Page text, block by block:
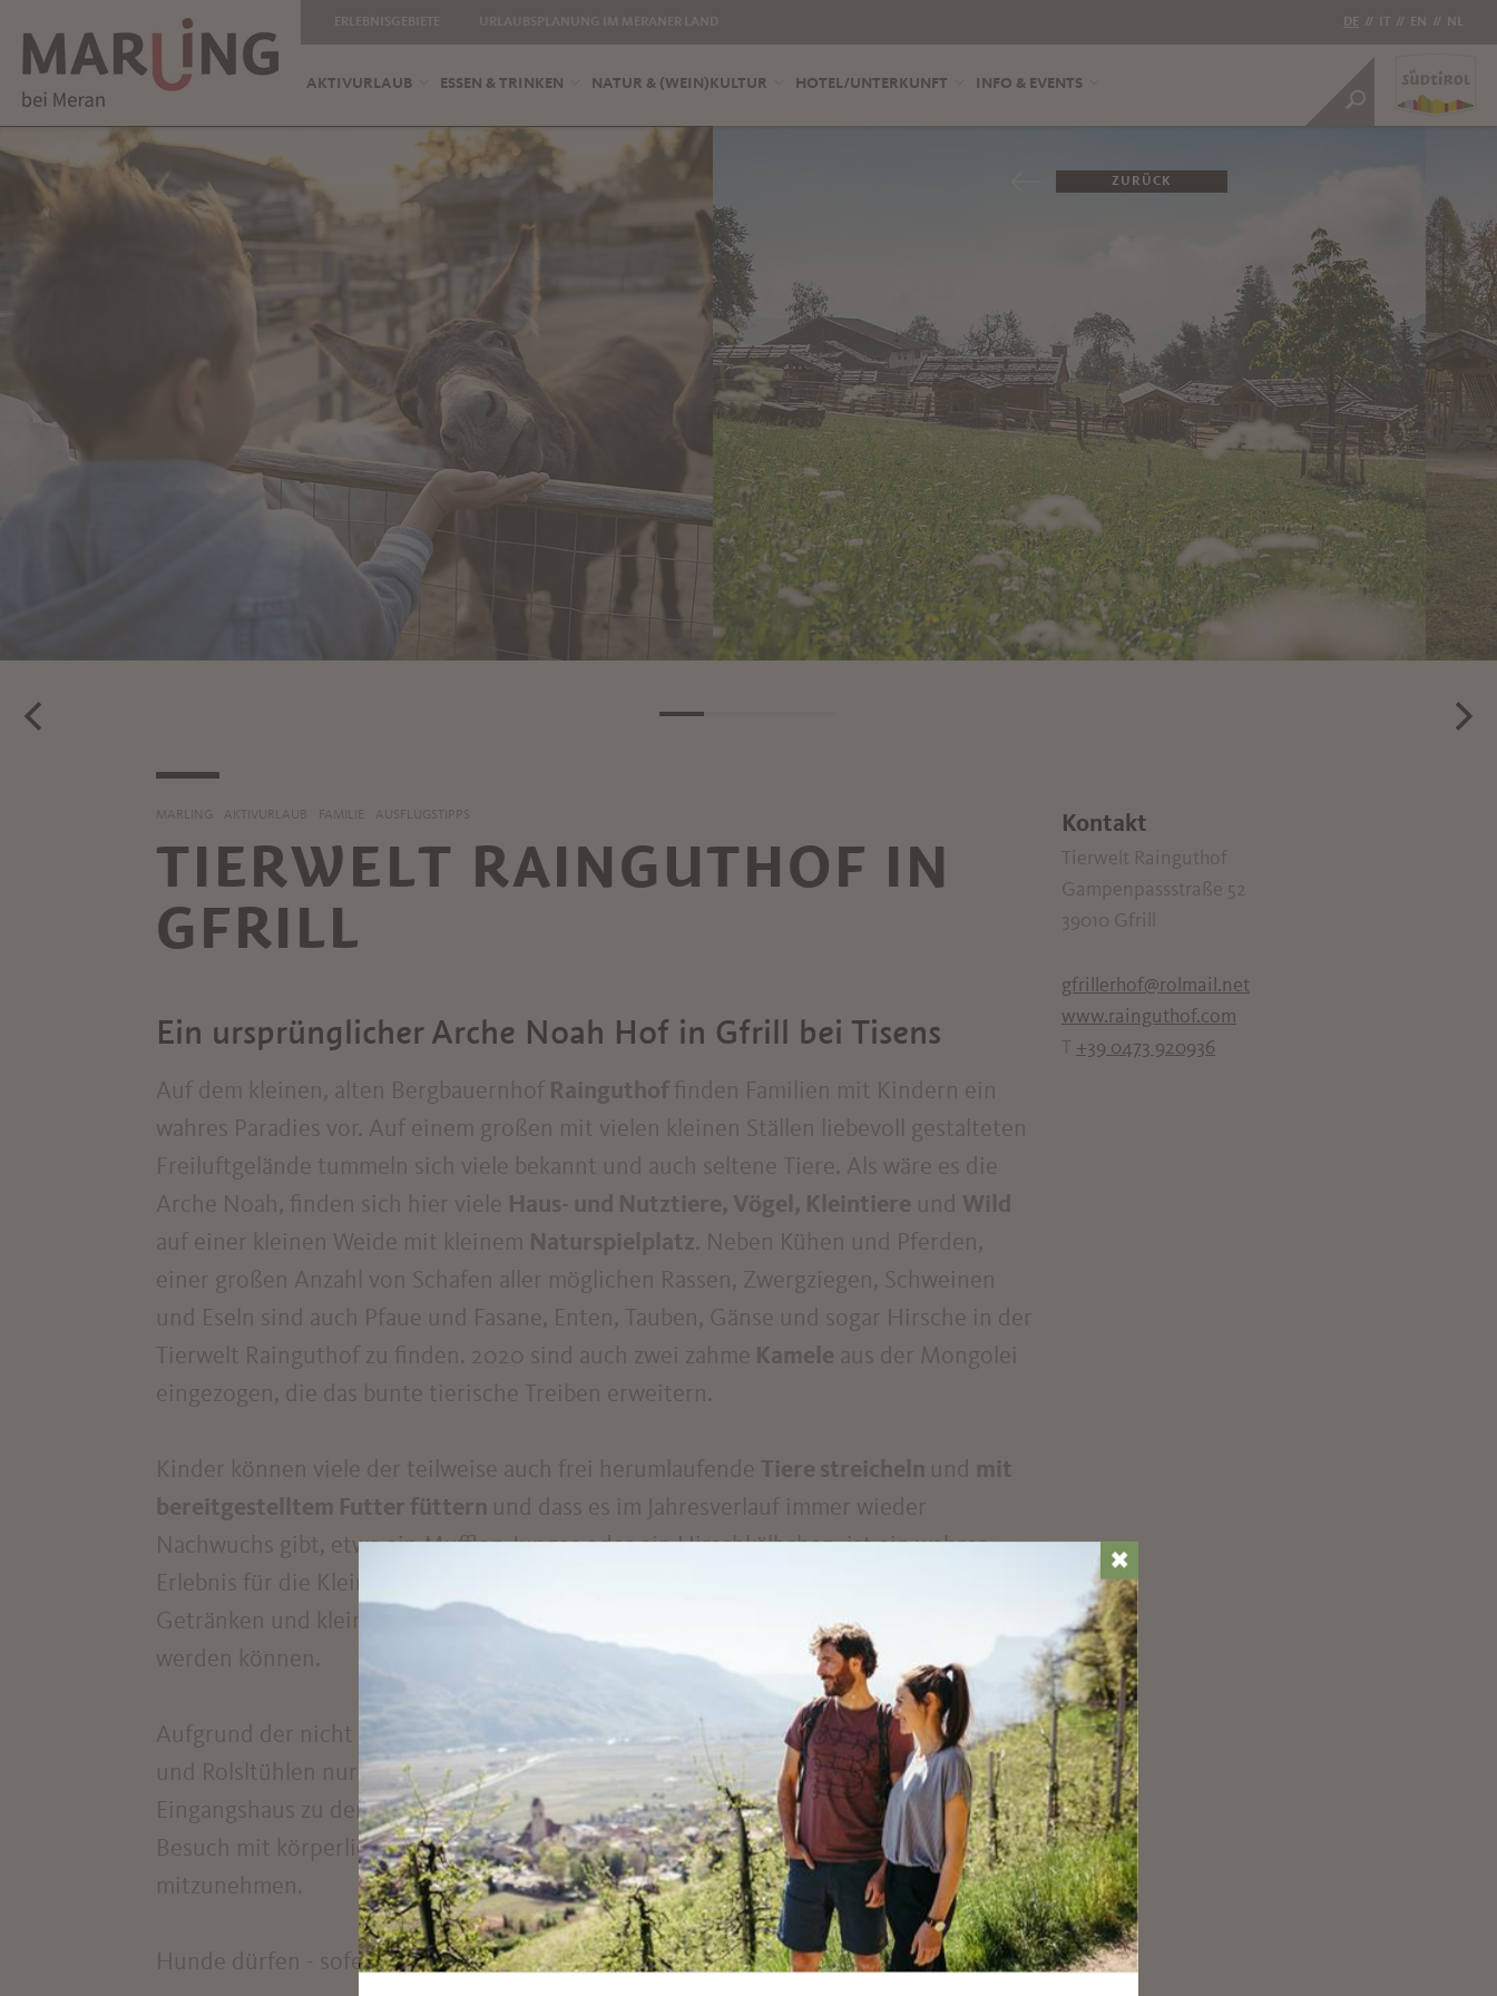
DE // IT // EN // NL
AKTIVURLAUB ESSEN & TRINKEN NATUR & (WEIN)KULTUR HOTEL/UNTERKUNFT INFO & EVENTS
ZURÜCK
MARLING AKTIVURLAUB FAMILIE AUSFLUGSTIPPS
TIERWELT RAINGUTHOF IN
GFRILL
Ein ursprünglicher Arche Noah Hof in Gfrill bei Tisens
Auf dem kleinen, alten Bergbauernhof Rainguthof finden Familien mit Kindern ein
wahres Paradies vor. Auf einem großen mit vielen kleinen Ställen liebevoll gestalteten
Freiluftgelände tummeln sich viele bekannt und auch seltene Tiere. Als wäre es die
Arche Noah, finden sich hier viele Haus- und Nutztiere, Vögel, Kleintiere und Wild
auf einer kleinen Weide mit kleinem Naturspielplatz. Neben Kühen und Pferden,
einer großen Anzahl von Schafen aller möglichen Rassen, Zwergziegen, Schweinen
und Eseln sind auch Pfaue und Fasane, Enten, Tauben, Gänse und sogar Hirsche in der
Tierwelt Rainguthof zu finden. 2020 sind auch zwei zahme Kamele aus der Mongolei
eingezogen, die das bunte tierische Treiben erweitern.
Kinder können viele der teilweise auch frei herumlaufende Tiere streicheln und mit
bereitgestelltem Futter füttern und dass es im Jahresverlauf immer wieder
Nachwuchs gibt, etwa ein Mufflon-Junges oder ein Hirschkälbchen, ist ein wahres
Erlebnis für die Kleinen. Für die Stärkung zwischendurch sorgt ein Imbisstand mit
Getränken und kleinen Speisen, die auch auf der großzügigen Picknickwiese genossen
werden können.
Aufgrund der nicht asphaltierten Wege empfiehlt sich der Besuch mit Kinderwägen
und Rolsltühlen nur bei guter Witterung und trockenen Wegen. Da der Weg vom
Eingangshaus zu den ersten Gehegen etwas steil ist, empfiehlt es sich bei einem
Besuch mit körperlicher Beeintächtigung eine Begelitperson als eventuelle Hilfe
mitzunehmen.
Hunde dürfen - sofern sie an der Leine geführt werden - mitgenommen werden.
Kontakt
Tierwelt Rainguthof
Gampenpassstraße 52
39010 Gfrill
gfrillerhof@rolmail.net
www.rainguthof.com
T +39 0473 920936
✖